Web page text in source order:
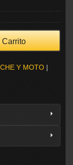
Y MOTO |